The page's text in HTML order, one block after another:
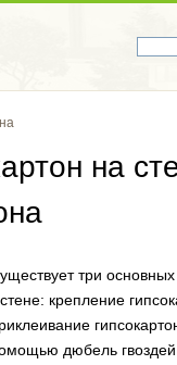
на
три основных
крепление
дюбель